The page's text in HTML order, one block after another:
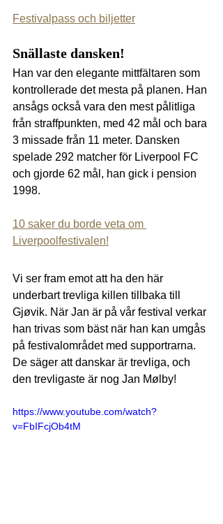
Festivalpass och biljetter
Snällaste dansken!
Han var den elegante mittfältaren som
kontrollerade det mesta på planen. Han
ansågs också vara den mest pålitliga
från straffpunkten, med 42 mål och bara
3 missade från 11 meter. Dansken
spelade 292 matcher för Liverpool FC
och gjorde 62 mål, han gick i pension
1998.
10 saker du borde veta om
Liverpoolfestivalen!
Vi ser fram emot att ha den här
underbart trevliga killen tillbaka till
Gjøvik. När Jan är på vår festival verkar
han trivas som bäst när han kan umgås
på festivalområdet med supportrarna.
De säger att danskar är trevliga, och
den trevligaste är nog Jan Mølby!
https://www.youtube.com/watch?
v=FbIFcjOb4tM